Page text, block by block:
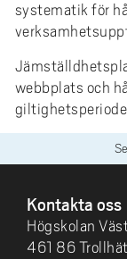
systematik för
webbplats och
Kontakta oss
Högskolan
461 86